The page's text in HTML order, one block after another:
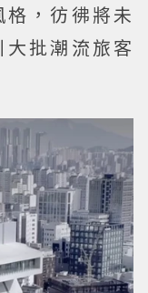
，彷彿將未
批潮流旅客